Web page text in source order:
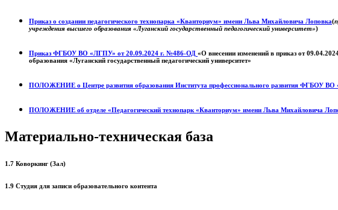
Приказ о создании педагогического технопарка «Кванториум» имени Льва Михайловича Лоповка(
учреждения высшего образования «Луганский государственный педагогический университет»)
Приказ ФГБОУ ВО «ЛГПУ» от 20.09.2024 г. №486-ОД «О внесении изменений в приказ от
образования «Луганский государственный педагогический университет»
ПОЛОЖЕНИЕ о Центре развития образования Института профессионального развития ФГБОУ
ПОЛОЖЕНИЕ об отделе «Педагогический технопарк «Кванториум» имени Льва Михайловича
Материально-техническая база
1.7 Коворкинг (Зал)
1.9 Студия для записи образовательного контента